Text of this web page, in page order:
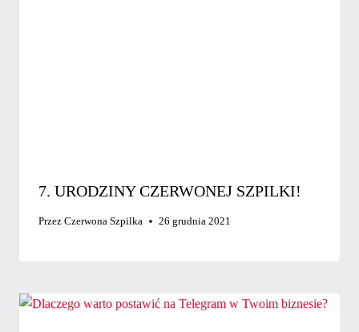
7. URODZINY CZERWONEJ SZPILKI!
Przez Czerwona Szpilka 26 grudnia 2021